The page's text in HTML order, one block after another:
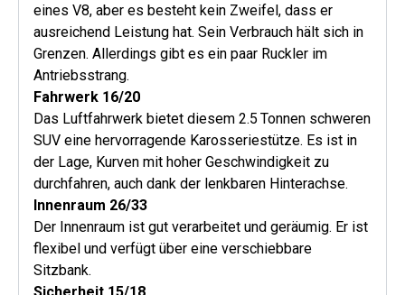
eines V8, aber es besteht kein Zweifel, dass er
ausreichend Leistung hat. Sein Verbrauch hält sich in
Grenzen. Allerdings gibt es ein paar Ruckler im
Antriebsstrang.
Fahrwerk 16/20
Das Luftfahrwerk bietet diesem 2.5 Tonnen schweren
SUV eine hervor­ragende Karosseriestütze. Es ist in
der Lage, Kurven mit hoher Geschwindigkeit zu
durchfahren, auch dank der lenkbaren Hinterachse.
Innenraum 26/33
Der Innenraum ist gut verarbeitet und geräumig. Er ist
flexibel und verfügt über eine verschiebbare
Sitzbank.